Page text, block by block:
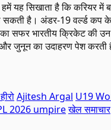
यह सिखाता है कि करियर में
है। अंडर-19 वर्ल्ड कप के
सफर भारतीय क्रिकेट की
और जुनून का उदाहरण पेश करती
Ajitesh Argal U19
2026 umpireखेल समाचार